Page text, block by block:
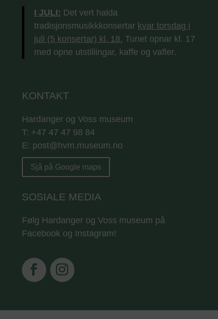
I JULI: Det vert halda
tradisjonsmusikkkonsertar kvar torsdag i
juli (5 konsertar) kl. 18. Tunet opnar kl. 17
med opne utstillingar, kaffe og vafler.
KONTAKT
Hardanger og Voss museum
T: +47 47 47 98 84
E: post@hvm.museum.no
Sjå på Google maps
SOSIALE MEDIA
Følg Hardanger og Voss museum på
Facebook og Instagram!